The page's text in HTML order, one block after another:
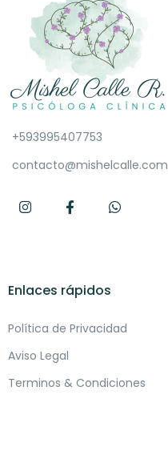
+593995407753
contacto@mishelcalle.com
Enlaces rápidos
Política de Privacidad
Aviso Legal
Terminos & Condiciones